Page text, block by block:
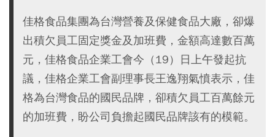
佳格食品集團為台灣營養及保健食品大廠，卻爆
出積欠員工固定獎金及加班費，金額高達數百萬
元，佳格食品企業工會今（19）日上午發起抗
議，佳格企業工會副理事長王逸翔氣憤表示，佳
格為台灣食品的國民品牌，卻積欠員工百萬餘元
的加班費，盼公司負擔起國民品牌該有的模範。